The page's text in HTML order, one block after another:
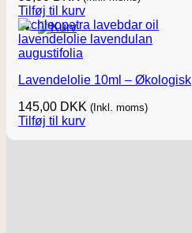
Tilføj til kurv
Lavendelolie 10ml – Økologisk
145,00 DKK (Inkl. moms)
Tilføj til kurv